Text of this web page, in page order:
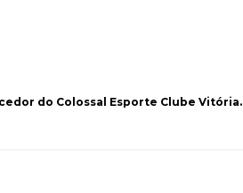
do Colossal Esporte Clube Vitória.